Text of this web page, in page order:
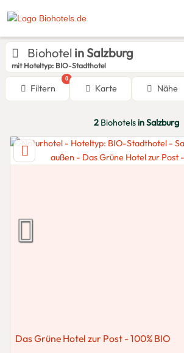
Biohotel in Salzburg
mit Hoteltyp: BIO-Stadthotel
Filtern
0
Karte Nähe
2 Biohotelsin Salzburg
Das Grüne Hotel zur Post - 100% BIO